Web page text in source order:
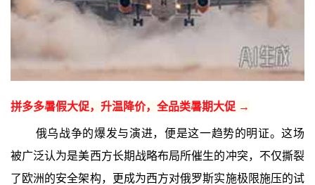
拼多多暑假大促，升温降价，全品类暑期大促 →
俄乌战争的爆发与演进，便是这一趋势的明证。这场
被广泛认为是美西方长期战略布局所催生的冲突，不仅撕裂
了欧洲的安全架构，更成为西方对俄罗斯实施极限施压的试